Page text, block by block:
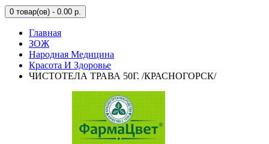
0 товар(ов) - 0.00 р.
Главная
ЗОЖ
Народная Медицина
Красота И Здоровье
ЧИСТОТЕЛА ТРАВА 50Г. /КРАСНОГОРСК/